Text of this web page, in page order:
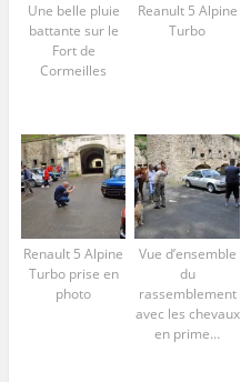
Une belle pluie
battante sur le
Fort de
Cormeilles
Reanult 5 Alpine
Turbo
Renault 5 Alpine
Turbo prise en
photo
Vue d’ensemble
du
rassemblement
avec les chevaux
en prime…